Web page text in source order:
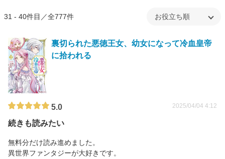
31 - 40件目／全777件
裏切られた悪徳王女、幼女になって冷血皇帝
に拾われる
5.0 2025/04/04 4:12
続きも読みたい
無料分だけ読み進めました。
異世界ファンタジーが大好きです。